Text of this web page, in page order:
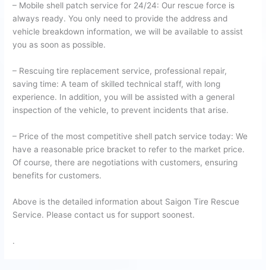
– Mobile shell patch service for 24/24: Our rescue force is
always ready. You only need to provide the address and
vehicle breakdown information, we will be available to assist
you as soon as possible.
– Rescuing tire replacement service, professional repair,
saving time: A team of skilled technical staff, with long
experience. In addition, you will be assisted with a general
inspection of the vehicle, to prevent incidents that arise.
– Price of the most competitive shell patch service today: We
have a reasonable price bracket to refer to the market price.
Of course, there are negotiations with customers, ensuring
benefits for customers.
Above is the detailed information about Saigon Tire Rescue
Service. Please contact us for support soonest.
.